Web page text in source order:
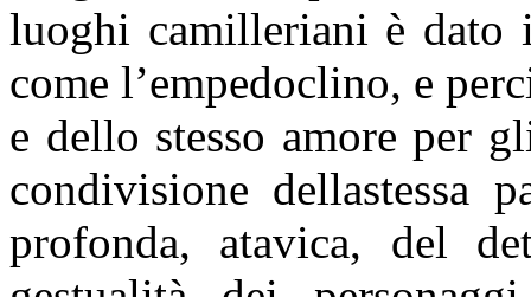
luoghi camilleriani è dato
come l’empedoclino, e
e dello stesso amore per
condivisione dellastessa
profonda, atavica, del